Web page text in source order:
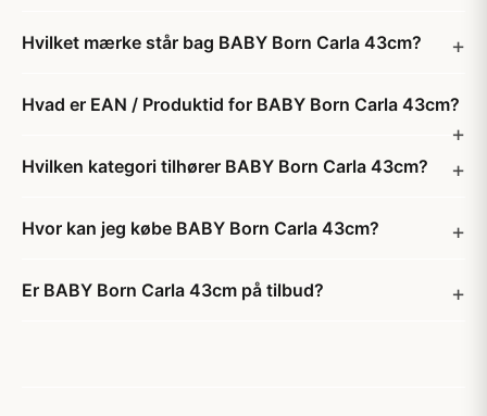
Hvilket mærke står bag BABY Born Carla 43cm?
Hvad er EAN / Produktid for BABY Born Carla 43cm?
Hvilken kategori tilhører BABY Born Carla 43cm?
Hvor kan jeg købe BABY Born Carla 43cm?
Er BABY Born Carla 43cm på tilbud?